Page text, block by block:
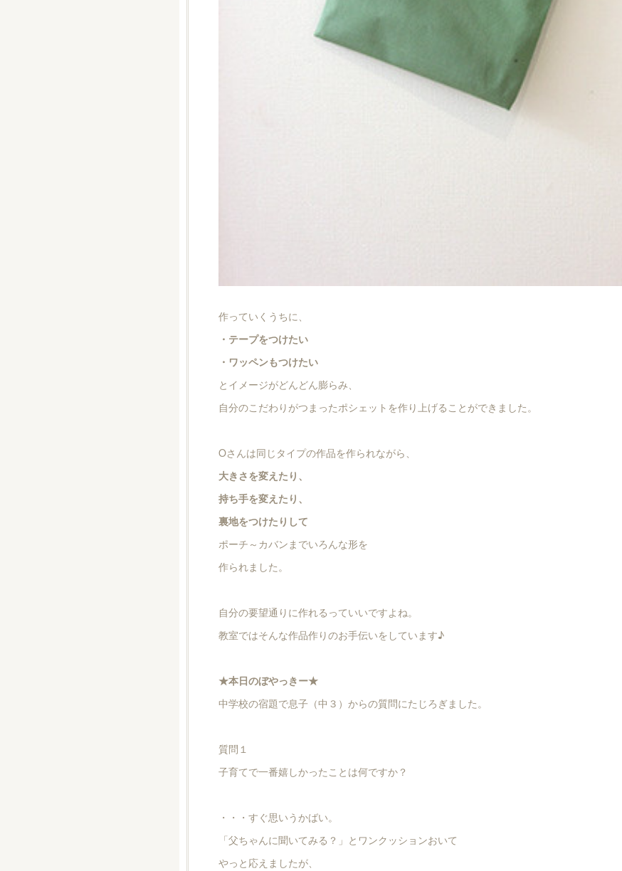
作っていくうちに、
・テープをつけたい
・ワッペンもつけたい
とイメージがどんどん膨らみ、
自分のこだわりがつまったポシェットを作り上げることができました。
Oさんは同じタイプの作品を作られながら、
大きさを変えたり、
持ち手を変えたり、
裏地をつけたりして
ポーチ～カバンまでいろんな形を
作られました。
自分の要望通りに作れるっていいですよね。
教室ではそんな作品作りのお手伝いをしています♪
★本日のぼやっきー★
中学校の宿題で息子（中３）からの質問にたじろぎました。
質問１
子育てで一番嬉しかったことは何ですか？
・・・すぐ思いうかばい。
「父ちゃんに聞いてみる？」とワンクッションおいて
やっと応えましたが、